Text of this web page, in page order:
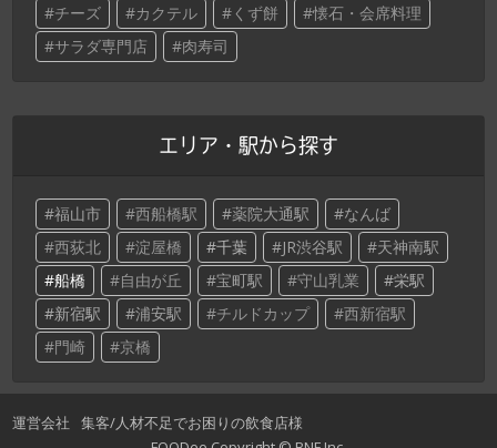
チーズ
カクテル くず餅
懐石・会席料理
サラダ専門店
肉寿司
エリア・駅から探す
福山市 西船橋駅 薬院大通駅
なんば
西荻北
淀屋橋 千葉 JR渋谷駅
天神南駅
船橋
自由が丘 宝町駅 守山乳業
栄駅
新宿駅
浦安駅 チルドカップ
西新宿駅
門崎
京橋
運営会社
集客/人材不足でお困りの飲食店様